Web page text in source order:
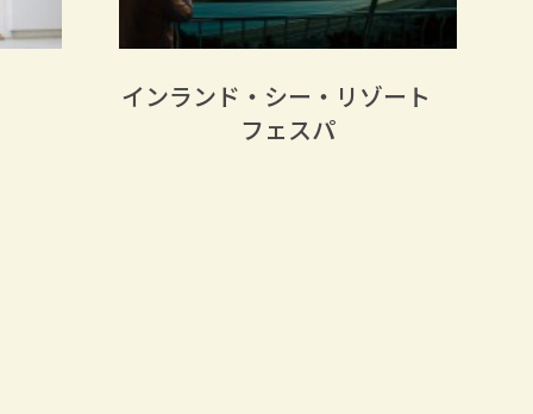
インランド・シー・リゾート
フェスパ